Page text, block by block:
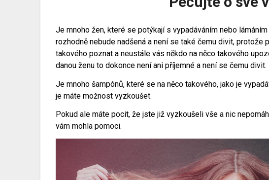
Je mnoho žen, které se potýkají s vypadáváním nebo
rozhodně nebude nadšená a není se také čemu divit, protože
takového poznat a neustále vás někdo na něco takového
danou ženu to dokonce není ani příjemné a není se čemu divit.
Je mnoho šampónů, které se na něco takového, jako je
je máte možnost vyzkoušet.
Pokud ale máte pocit, že jste již vyzkoušeli vše a nic
vám mohla pomoci.